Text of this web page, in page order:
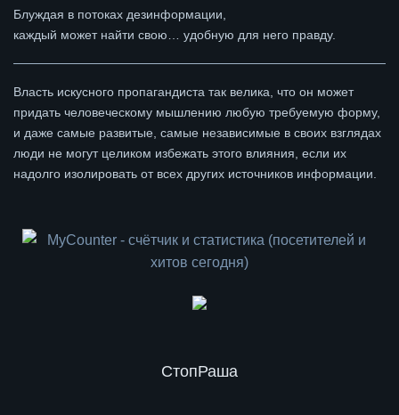
Блуждая в потоках дезинформации,
каждый может найти свою… удобную для него правду.
Власть искусного пропагандиста так велика, что он может
придать человеческому мышлению любую требуемую форму,
и даже самые развитые, самые независимые в своих взглядах
люди не могут целиком избежать этого влияния, если их
надолго изолировать от всех других источников информации.
СтопРаша